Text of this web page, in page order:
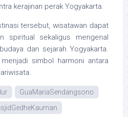
kerajinan perak Yogyakarta.
tersebut, wisatawan dapat
spiritual sekaligus mengenal
dan sejarah Yogyakarta.
simbol harmoni antara
GuaMariaSendangsono